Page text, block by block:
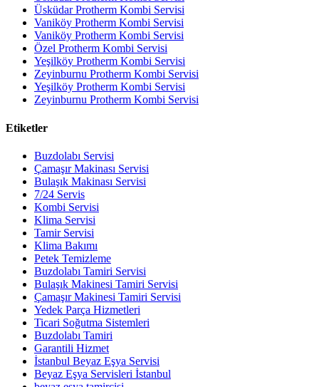
Üsküdar Protherm Kombi Servisi
Vaniköy Protherm Kombi Servisi
Vaniköy Protherm Kombi Servisi
Özel Protherm Kombi Servisi
Yeşilköy Protherm Kombi Servisi
Zeyinburnu Protherm Kombi Servisi
Yeşilköy Protherm Kombi Servisi
Zeyinburnu Protherm Kombi Servisi
Etiketler
Buzdolabı Servisi
Çamaşır Makinası Servisi
Bulaşık Makinası Servisi
7/24 Servis
Kombi Servisi
Klima Servisi
Tamir Servisi
Klima Bakımı
Petek Temizleme
Buzdolabı Tamiri Servisi
Bulaşık Makinesi Tamiri Servisi
Çamaşır Makinesi Tamiri Servisi
Yedek Parça Hizmetleri
Ticari Soğutma Sistemleri
Buzdolabı Tamiri
Garantili Hizmet
İstanbul Beyaz Eşya Servisi
Beyaz Eşya Servisleri İstanbul